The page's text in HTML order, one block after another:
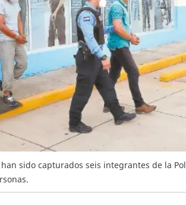
sido capturados seis integrantes de la